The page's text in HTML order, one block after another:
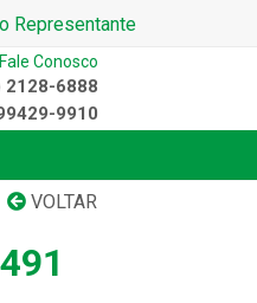
Representante
Fale Conosco
2128-6888
9910
VOLTAR